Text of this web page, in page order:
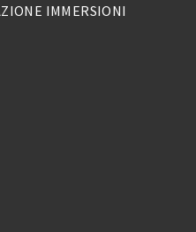
IMMERSIONI